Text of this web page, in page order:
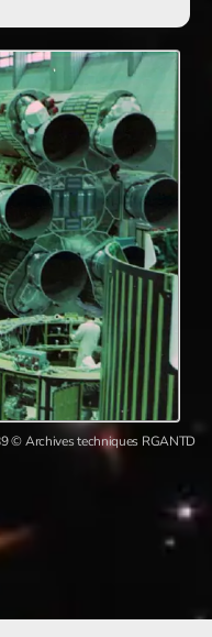
© Archives techniques RGANTD